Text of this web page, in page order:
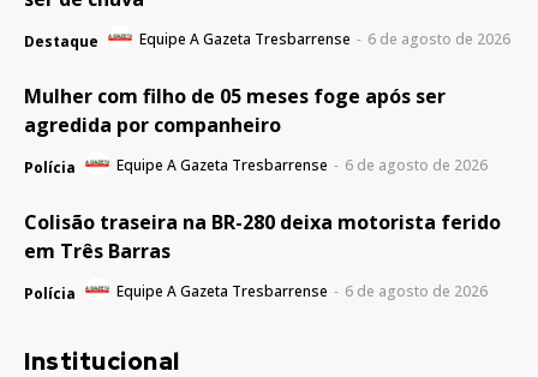
Destaque Equipe A Gazeta Tresbarrense - 6 de agosto de 2026
Mulher com filho de 05 meses foge após ser
agredida por companheiro
Polícia Equipe A Gazeta Tresbarrense - 6 de agosto de 2026
Colisão traseira na BR-280 deixa motorista ferido
em Três Barras
Polícia Equipe A Gazeta Tresbarrense - 6 de agosto de 2026
Institucional